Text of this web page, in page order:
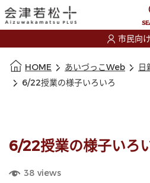
市民向け
HOME あいづっこWeb
日
6/22授業の様子いろいろ
6/22授業の様子いろ
38 views